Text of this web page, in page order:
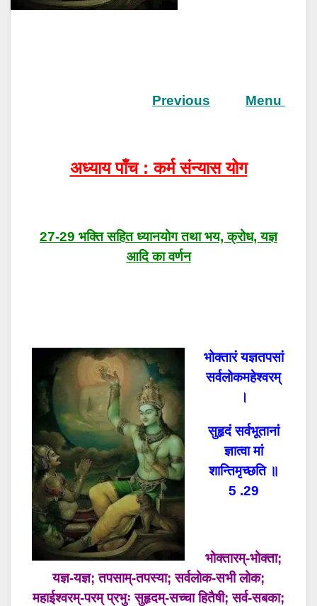
Previous Menu
अध्याय पाँच : कर्म संन्यास योग
27-29 भक्ति सहित ध्यानयोग तथा भय, क्रोध, यज्ञ
आदि का वर्णन
भोक्तारं यज्ञतपसां
सर्वलोकमहेश्वरम्‌
।
सुहृदं सर्वभूतानां
ज्ञात्वा मां
शान्तिमृच्छति ॥
5 .29
भोक्तारम्-भोक्ता;
यज्ञ-यज्ञ; तपसाम्-तपस्या; सर्वलोक-सभी लोक;
महाईश्वरम्-परम् प्रभुः सुहृदम्-सच्चा हितैषी; सर्व-सबका;